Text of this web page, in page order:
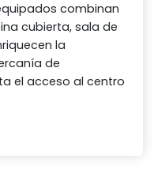
combinan
cubierta, sala de
la
de
el acceso al centro